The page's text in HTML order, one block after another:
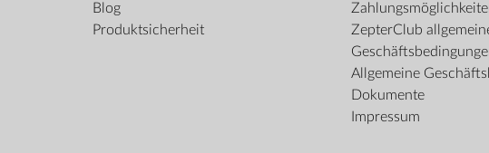
Blog
Produktsicherheit
ZepterClub
Allgemeine
Dokumente
Impressum